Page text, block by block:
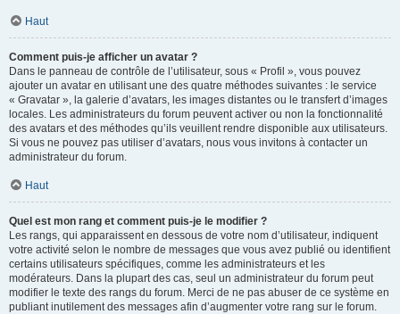
Haut
Comment puis-je afficher un avatar ?
Dans le panneau de contrôle de l’utilisateur, sous « Profil », vous pouvez
ajouter un avatar en utilisant une des quatre méthodes suivantes : le service
« Gravatar », la galerie d’avatars, les images distantes ou le transfert d’images
locales. Les administrateurs du forum peuvent activer ou non la fonctionnalité
des avatars et des méthodes qu’ils veuillent rendre disponible aux utilisateurs.
Si vous ne pouvez pas utiliser d’avatars, nous vous invitons à contacter un
administrateur du forum.
Haut
Quel est mon rang et comment puis-je le modifier ?
Les rangs, qui apparaissent en dessous de votre nom d’utilisateur, indiquent
votre activité selon le nombre de messages que vous avez publié ou identifient
certains utilisateurs spécifiques, comme les administrateurs et les
modérateurs. Dans la plupart des cas, seul un administrateur du forum peut
modifier le texte des rangs du forum. Merci de ne pas abuser de ce système en
publiant inutilement des messages afin d’augmenter votre rang sur le forum.